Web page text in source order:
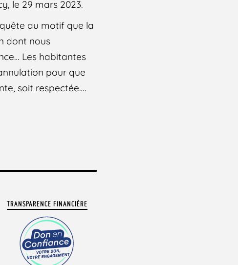
le 29 mars 2023.
au motif que la
dont nous
Les habitantes
pour que
soit respectée….
TRANSPARENCE FINANCIÈRE